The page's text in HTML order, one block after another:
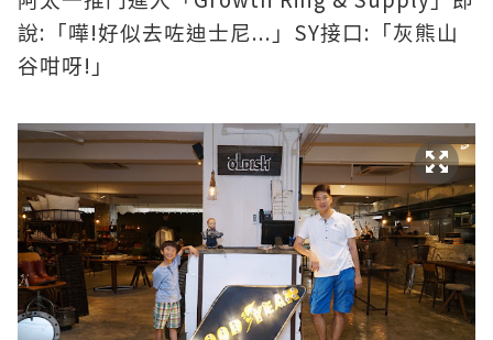
說: 「嘩!好似去咗迪士尼... 」 SY接口 : 「灰熊山
谷咁呀! 」